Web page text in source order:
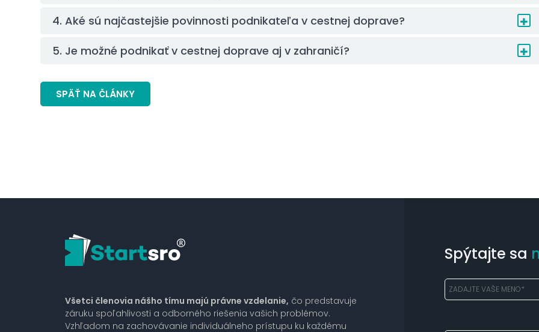
4. Aké sú najčastejšie povinnosti podnikateľa v cestnej doprave?
5. Je možné podnikať v cestnej doprave aj v zahraničí?
SPÄŤ NA ČLÁNKY
Všetci členovia nášho tímu majú právne vzdelanie, čo predstavuje
záruku spoľahlivosti a odborného riešenia vašich problémov.
Vzhľadom na zachovávanie individuálneho prístupu ku každému
Spýtajte sa